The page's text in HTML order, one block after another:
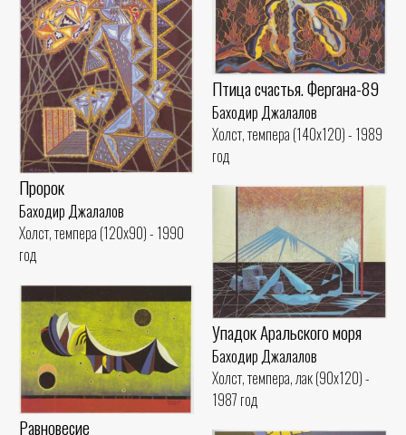
Птица счастья. Фергана-89
Баходир Джалалов
Холст, темпера (140x120) - 1989
год
Пророк
Баходир Джалалов
Холст, темпера (120x90) - 1990
год
Упадок Аральского моря
Баходир Джалалов
Холст, темпера, лак (90x120) -
1987 год
Равновесие